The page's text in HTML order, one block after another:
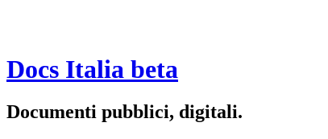
Docs Italia beta
Documenti pubblici, digitali.